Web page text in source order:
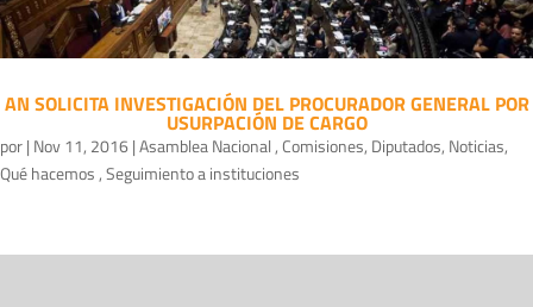
AN SOLICITA INVESTIGACIÓN DEL PROCURADOR GENERAL POR
USURPACIÓN DE CARGO
por| Nov 11, 2016|Asamblea Nacional ,Comisiones, Diputados, Noticias,
Qué hacemos ,Seguimiento a instituciones